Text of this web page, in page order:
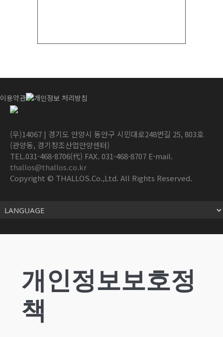
이용약관 개인정보 처리방침
(우)14067 | 경기도 안양시 동안구 시민대로248번길 25, 803호
(관양동, 경기창조산업안양센터)
TEL.031-468-8706(代) FAX. 031-468-8707 E-mail.
thallos@thallos.co.kr
Copyright © THALLOS.Co.,Ltd. All Rights Reserved.
개인정보보호정
책